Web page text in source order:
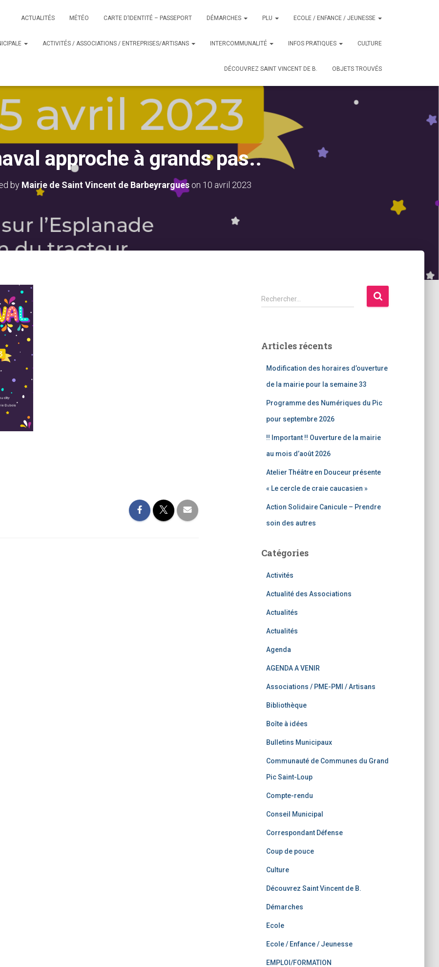
ACTUALITÉS MÉTÉO CARTE D’IDENTITÉ – PASSEPORT DÉMARCHES PLU ECOLE / ENFANCE / JEUNESSE
ACTIVITÉS / ASSOCIATIONS / ENTREPRISES/ARTISANS INTERCOMMUNALITÉ INFOS PRATIQUES CULTURE
DÉCOUVREZ SAINT VINCENT DE B. OBJETS TROUVÉS
approche à grands pas..
by Mairie de Saint Vincent de Barbeyrargueson 10 avril 2023
R
e
r
Rechercher…
Articles récents
Modification des horaires d’ouverture
de la mairie pour la semaine 33
Programme des Numériques du Pic
pour septembre 2026
!! Important !! Ouverture de la mairie
au mois d’août 2026
Atelier Théâtre en Douceur présente
« Le cercle de craie caucasien »
Action Solidaire Canicule – Prendre
soin des autres
Catégories
Activités
Actualité des Associations
Actualités
Actualités
Agenda
AGENDA A VENIR
Associations / PME-PMI / Artisans
Bibliothèque
Boîte à idées
Bulletins Municipaux
Communauté de Communes du Grand
Pic Saint-Loup
Compte-rendu
Conseil Municipal
Correspondant Défense
Coup de pouce
Culture
Découvrez Saint Vincent de B.
Démarches
Ecole
Ecole / Enfance / Jeunesse
EMPLOI/FORMATION